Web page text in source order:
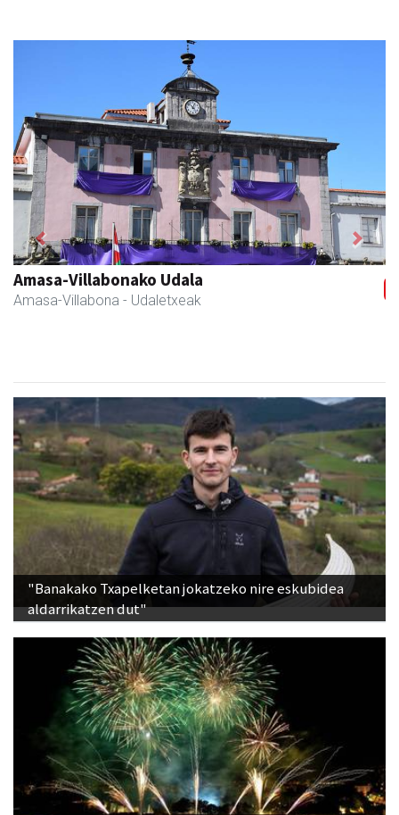
Amasa-Villabonako Udala
Amasa-Villabona - Udaletxeak
Previous Next
"Banakako Txapelketan jokatzeko nire eskubidea
aldarrikatzen dut"